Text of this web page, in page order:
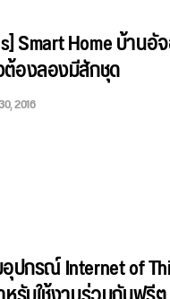
Smart Home บ้านอั
องลองมีสักชุด
2016
ปกรณ์ Internet of